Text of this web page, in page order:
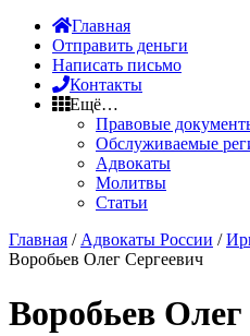
Главная
Отправить деньги
Написать письмо
Контакты
Ещё…
Правовые
Обслуживаемые
Адвокаты
Молитвы
Статьи
Главная / Адвокаты России /
Воробьев Олег Сергеевич
Воробьев